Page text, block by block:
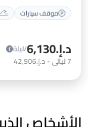
موقف سيارات
د.إ.‏6,130
/ليلة
7ليالي- د.إ.‏42,906